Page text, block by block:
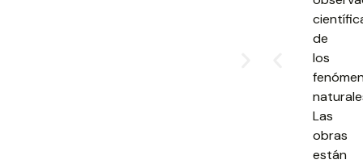
de
los
Las
obras
están